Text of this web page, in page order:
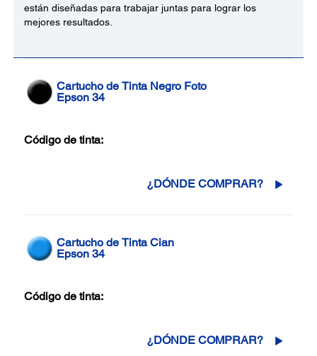
están diseñadas para trabajar juntas para lograr los
mejores resultados.
Cartucho de Tinta Negro Foto
Epson 34
Código de tinta:
¿DÓNDE COMPRAR?
Cartucho de Tinta Cian
Epson 34
Código de tinta:
¿DÓNDE COMPRAR?